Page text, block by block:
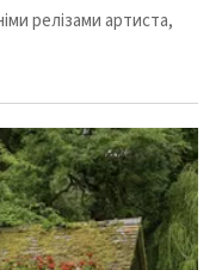
релізами артиста,